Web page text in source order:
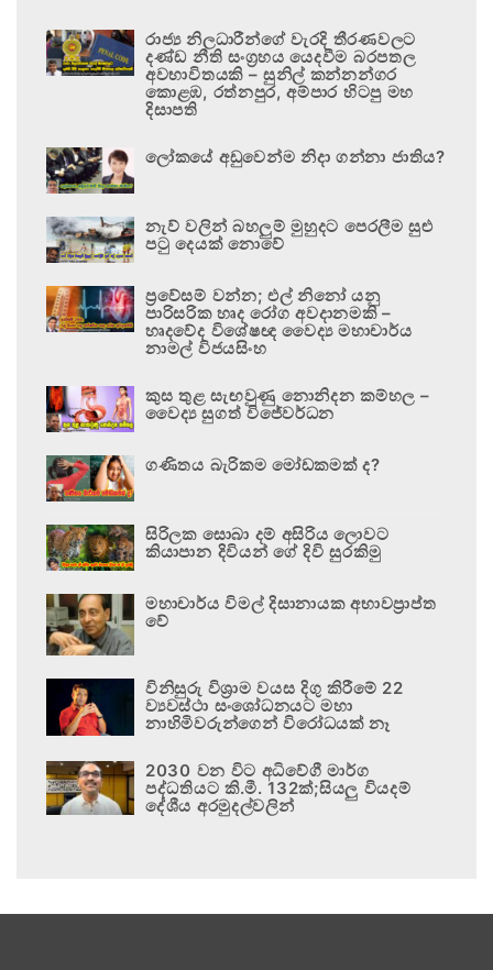
රාජ්‍ය නිලධාරීන්ගේ වැරදි තීරණවලට
දණ්ඩ නීති සංග්‍රහය යෙදවීම බරපතල
අවභාවිතයකි – සුනිල් කන්නන්ගර
කොළඹ, රත්නපුර, අම්පාර හිටපු මහ
දිසාපති
ලෝකයේ අඩුවෙන්ම නිදා ගන්නා ජාතිය?
නැව් වලින් බහලුම් මුහුදට පෙරලීම සුළු
පටු දෙයක් නොවේ
ප්‍රවේසම් වන්න; එල් නිනෝ යනු
පාරිසරික හෘද රෝග අවදානමකි –
හෘදවේද විශේෂඥ වෛද්‍ය මහාචාර්ය
නාමල් විජයසිංහ
කුස තුළ සැඟවුණු නොනිදන කම්හල –
වෛද්‍ය සුගත් විජේවර්ධන
ගණිතය බැරිකම මෝඩකමක් ද?
සිරිලක සොබා දම් අසිරිය ලොවට
කියාපාන දිවියන් ගේ දිවි සුරකිමු
මහාචාර්ය විමල් දිසානායක අභාවප්‍රාප්ත
වේ
විනිසුරු විශ්‍රාම වයස දිගු කිරීමේ 22
ව්‍යවස්ථා සංශෝධනයට මහා
නාහිමිවරුන්ගෙන් විරෝධයක් නෑ
2030 වන විට අධිවේගී මාර්ග
පද්ධතියට කි.මී. 132ක්;සියලු වියදම්
දේශීය අරමුදල්වලින්